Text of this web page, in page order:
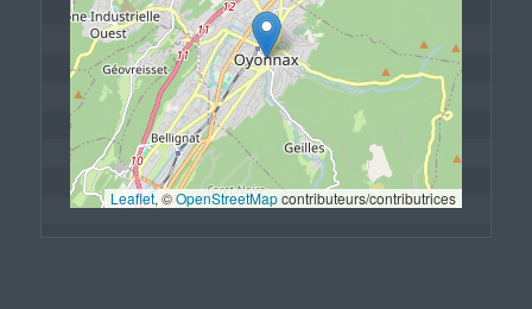
Leaflet, © OpenStreetMap contributeurs/contributrices